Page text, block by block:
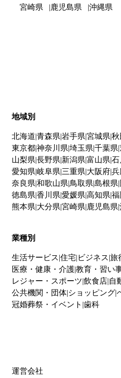
宮崎県
鹿児島県 沖縄県
地域別
北海道 青森県 岩手県 宮城県 秋
東京都神奈川県 埼玉県 千葉県
山梨県 長野県 新潟県 富山県 石
愛知県 岐阜県 三重県 大阪府兵
奈良県 和歌山県 鳥取県 島根県
徳島県 香川県 愛媛県 高知県 福
熊本県 大分県 宮崎県 鹿児島県
業種別
生活サービス 住宅 ビジネス 旅
医療・健康・介護教育・習い
レジャー・スポーツ 飲食店 自
公共機関・団体 ショッピング
冠婚葬祭・イベント 歯科
運営会社